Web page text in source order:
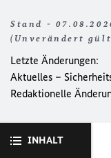
Stand -
(Unverändert
Letzte Änderungen:
Aktuelles –
Redaktionelle
INHALT